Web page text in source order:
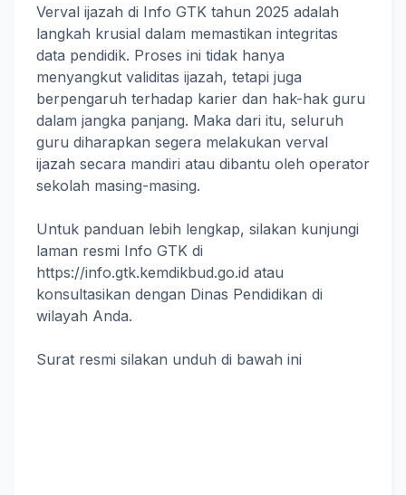
Verval ijazah di Info GTK tahun 2025 adalah
langkah krusial dalam memastikan integritas
data pendidik. Proses ini tidak hanya
menyangkut validitas ijazah, tetapi juga
berpengaruh terhadap karier dan hak-hak guru
dalam jangka panjang. Maka dari itu, seluruh
guru diharapkan segera melakukan verval
ijazah secara mandiri atau dibantu oleh operator
sekolah masing-masing.
Untuk panduan lebih lengkap, silakan kunjungi
laman resmi Info GTK di
https://info.gtk.kemdikbud.go.id atau
konsultasikan dengan Dinas Pendidikan di
wilayah Anda.
Surat resmi silakan unduh di bawah ini